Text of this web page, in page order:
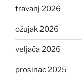
travanj 2026
ožujak 2026
veljača 2026
prosinac 2025